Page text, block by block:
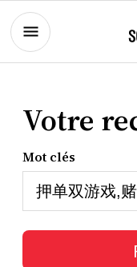
Votre
Mot clés